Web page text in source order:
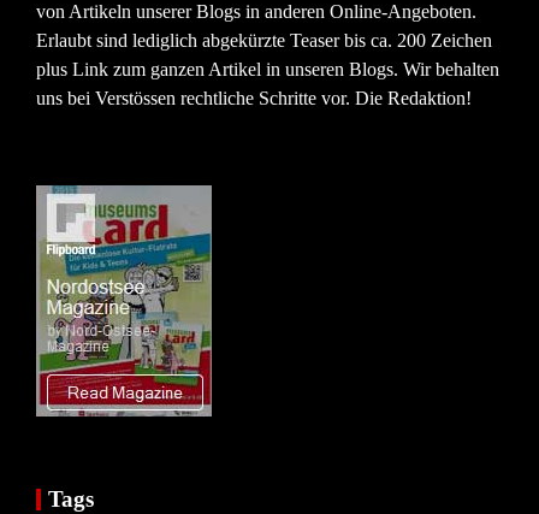
von Artikeln unserer Blogs in anderen Online-Angeboten.
Erlaubt sind lediglich abgekürzte Teaser bis ca. 200 Zeichen
plus Link zum ganzen Artikel in unseren Blogs. Wir behalten
uns bei Verstössen rechtliche Schritte vor. Die Redaktion!
Tags